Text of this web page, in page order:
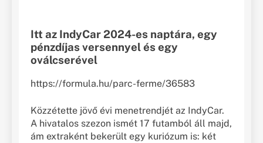
Itt az IndyCar 2024-es naptára, egy
pénzdíjas versennyel és egy
oválcserével
https://formula.hu/parc-ferme/36583
Közzétette jövő évi menetrendjét az IndyCar.
A hivatalos szezon ismét 17 futamból áll majd,
ám extraként bekerült egy kuriózum is: két